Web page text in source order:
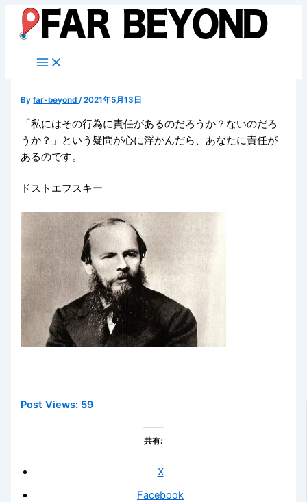
キ
Byfar-beyond/2021年5月13日
「私にはその行為に責任があるのだろうか？ないのだろ
うか？」という疑問が心に浮かんだら、あなたに責任が
あるのです。
ドストエフスキー
Post Views: 59
共有:
X
Facebook